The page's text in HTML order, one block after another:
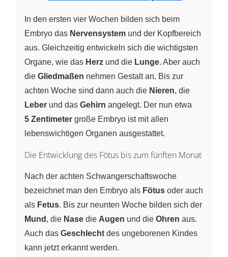
In den ersten vier Wochen bilden sich beim
Embryo das Nervensystem und der Kopfbereich
aus. Gleichzeitig entwickeln sich die wichtigsten
Organe, wie das Herz und die Lunge. Aber auch
die Gliedmaßen nehmen Gestalt an. Bis zur
achten Woche sind dann auch die Nieren, die
Leber und das Gehirn angelegt. Der nun etwa
5 Zentimeter große Embryo ist mit allen
lebenswichtigen Organen ausgestattet.
Die Entwicklung des Fötus bis zum fünften Monat
Nach der achten Schwangerschaftswoche
bezeichnet man den Embryo als Fötus oder auch
als Fetus. Bis zur neunten Woche bilden sich der
Mund , die Nase die Augen und die Ohren aus.
Auch das Geschlecht des ungeborenen Kindes
kann jetzt erkannt werden.